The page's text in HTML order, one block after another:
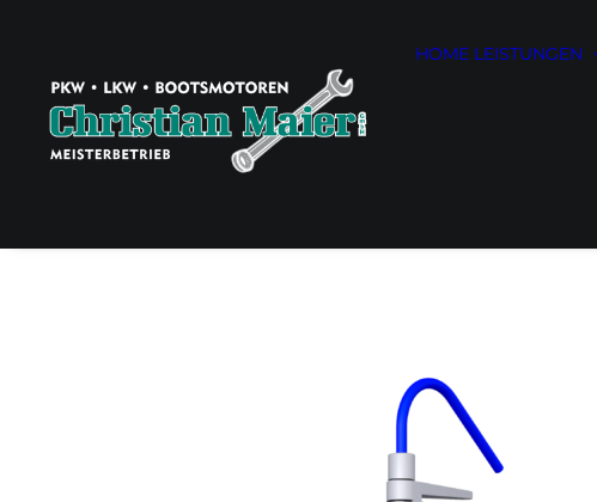
HOME LEISTUNGEN